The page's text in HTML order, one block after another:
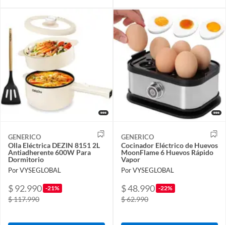
GENERICO
Olla Eléctrica DEZIN 8151 2L
Antiadherente 600W Para
Dormitorio
Por VYSEGLOBAL
$ 92.990 -21%
$ 117.990
GENERICO
Cocinador Eléctrico de Huevos
MoonFlame 6 Huevos Rápido
Vapor
Por VYSEGLOBAL
$ 48.990 -22%
$ 62.990